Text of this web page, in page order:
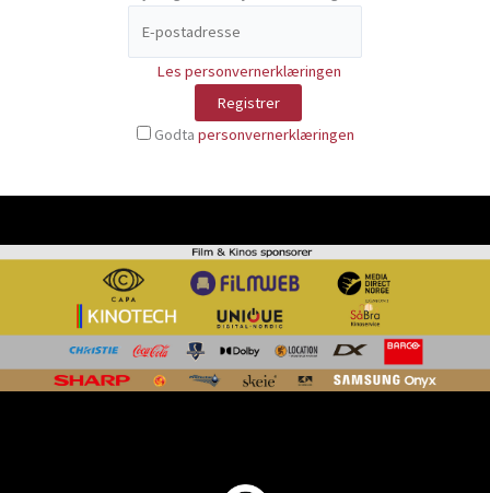
Les personvernerklæringen
Godta personvernerklæringen